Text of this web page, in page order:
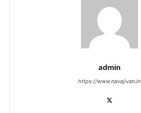
admin
https://www.navajivan.in